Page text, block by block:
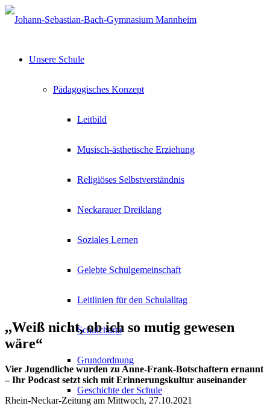
Unsere Schule
Pädagogisches Konzept
Leitbild
Musisch-ästhetische Erziehung
Religiöses Selbstverständnis
Neckarauer Dreiklang
Soziales Lernen
Gelebte Schulgemeinschaft
Leitlinien für den Schulalltag
Schulcharta
Grundordnung
Geschichte der Schule
,,Weiß nicht, ob ich so mutig gewesen
wäre“
Vier Jugendliche wurden zu Anne-Frank-Botschaftern ernannt
– Ihr Podcast setzt sich mit Erinnerungskultur auseinander
Rhein-Neckar-Zeitung am Mittwoch, 27.10.2021